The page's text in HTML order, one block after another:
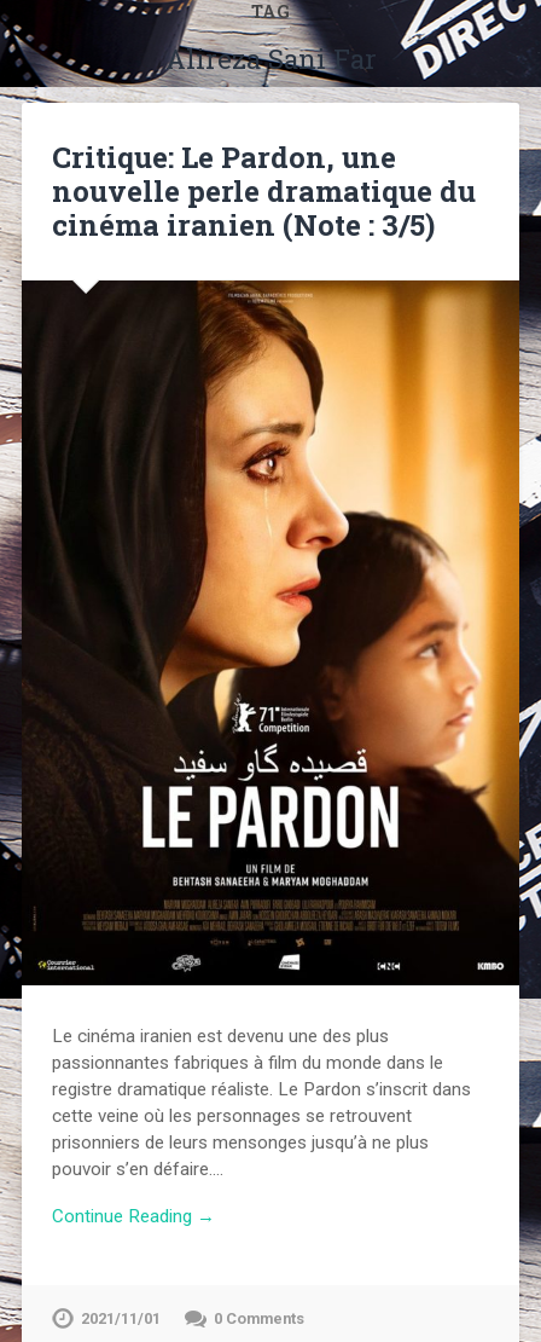
TAG
Alireza Sani Far
Critique: Le Pardon, une
nouvelle perle dramatique du
cinéma iranien (Note : 3/5)
Le cinéma iranien est devenu une des plus
passionnantes fabriques à film du monde dans le
registre dramatique réaliste. Le Pardon s’inscrit dans
cette veine où les personnages se retrouvent
prisonniers de leurs mensonges jusqu’à ne plus
pouvoir s’en défaire….
Continue Reading →
2021/11/01 0 Comments